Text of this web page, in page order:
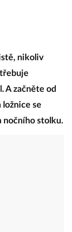
nikoliv
A začněte od
se
nočního stolku.